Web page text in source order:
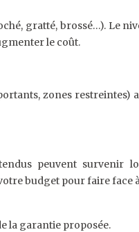
gratté, brossé…). Le
le coût.
zones
peuvent survenir
budget pour faire face
la garantie proposée.